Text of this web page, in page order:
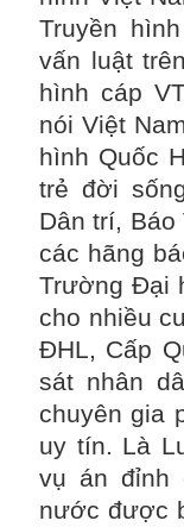
Truyền
vấn luật
hình cáp
nói Việt
hình Quốc
trẻ đời
Dân trí,
các hãng
Trường Đại
cho nhiều
ĐHL, Cấp
sát nhân
chuyên gia
uy tín. Là
vụ án đỉnh
nước được